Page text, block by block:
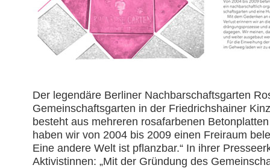
Der legendäre Berliner Nachbarschaftsgarten
Gemeinschaftsgarten in der Friedrichshainer
besteht aus mehreren rosafarbenen
haben wir von 2004 bis 2009 einen Freiraum
Eine andere Welt ist pflanzbar.“ In ihrer
Aktivistinnen: „Mit der Gründung des